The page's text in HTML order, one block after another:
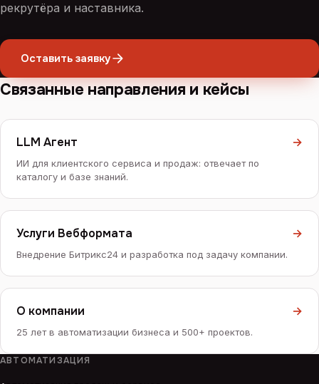
рекрутёра и наставника.
Оставить заявку
Связанные направления и кейсы
LLM Агент →
ИИ для клиентского сервиса и продаж: отвечает по
каталогу и базе знаний.
Услуги Вебформата →
Внедрение Битрикс24 и разработка под задачу компании.
О компании →
25 лет в автоматизации бизнеса и 500+ проектов.
АВТОМАТИЗАЦИЯ